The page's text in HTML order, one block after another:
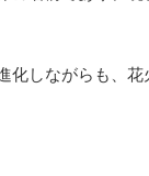
化しながらも、